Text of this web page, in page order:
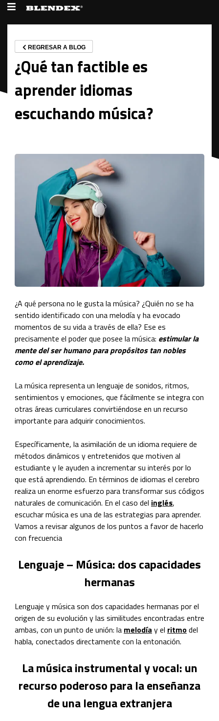
REGRESAR A BLOG
¿Qué tan factible es
aprender idiomas
escuchando música?
¿A qué persona no le gusta la música? ¿Quién no se ha
sentido identificado con una melodía y ha evocado
momentos de su vida a través de ella? Ese es
precisamente el poder que posee la música: estimular la
mente del ser humano para propósitos tan nobles
como el aprendizaje.
La música representa un lenguaje de sonidos, ritmos,
sentimientos y emociones, que fácilmente se integra con
otras áreas curriculares convirtiéndose en un recurso
importante para adquirir conocimientos.
Específicamente, la asimilación de un idioma requiere de
métodos dinámicos y entretenidos que motiven al
estudiante y le ayuden a incrementar su interés por lo
que está aprendiendo. En términos de idiomas el cerebro
realiza un enorme esfuerzo para transformar sus códigos
naturales de comunicación. En el caso del inglés,
escuchar música es una de las estrategias para aprender.
Vamos a revisar algunos de los puntos a favor de hacerlo
con frecuencia
Lenguaje – Música: dos capacidades
hermanas
Lenguaje y música son dos capacidades hermanas por el
origen de su evolución y las similitudes encontradas entre
ambas, con un punto de unión: la melodía y el ritmodel
habla, conectados directamente con la entonación.
La música instrumental y vocal: un
recurso poderoso para la enseñanza
de una lengua extranjera